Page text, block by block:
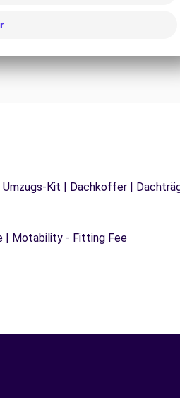
vans
Kit | Dachkoffer |
| Motability - Fitting Fee